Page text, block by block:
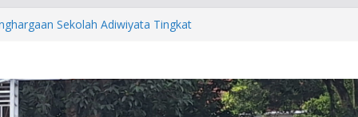
PESERTA DIDIK SMK NEGERI
2026: Membentuk Pramuka
Mandiri, dan Berjiwa